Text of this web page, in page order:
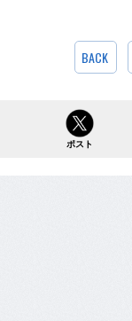
BACK
ポスト